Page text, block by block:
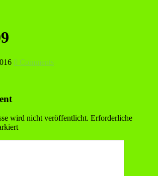
0 Comments
wird nicht veröffentlicht. Erforderliche